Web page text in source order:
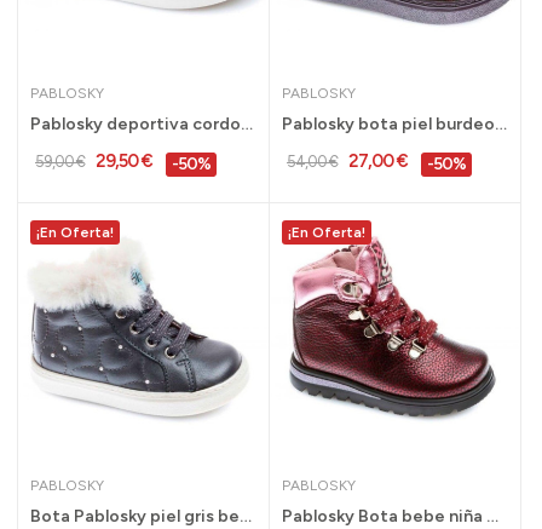
PABLOSKY
Pablosky deportiva cordones niña piel, gris del...
59,00 € 29,50 € -50%
PABLOSKY
Pablosky bota piel burdeos niña 20 al 26 -...
54,00 € 27,00 € -50%
¡En Oferta!
PABLOSKY
Bota Pablosky piel gris bebe niña 21 al 27 -...
¡En Oferta!
PABLOSKY
Pablosky Bota bebe niña burdeos pieltallas 22...